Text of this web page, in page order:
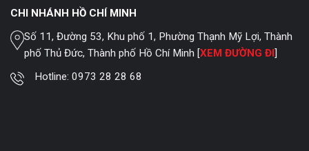
CHI NHÁNH HỒ CHÍ MINH
Số 11, Đường 53, Khu phố 1, Phường Thạnh Mỹ Lợi, Thành
phố Thủ Đức, Thành phố Hồ Chí Minh [XEM ĐƯỜNG ĐI
Hotline:0973 28 28 68